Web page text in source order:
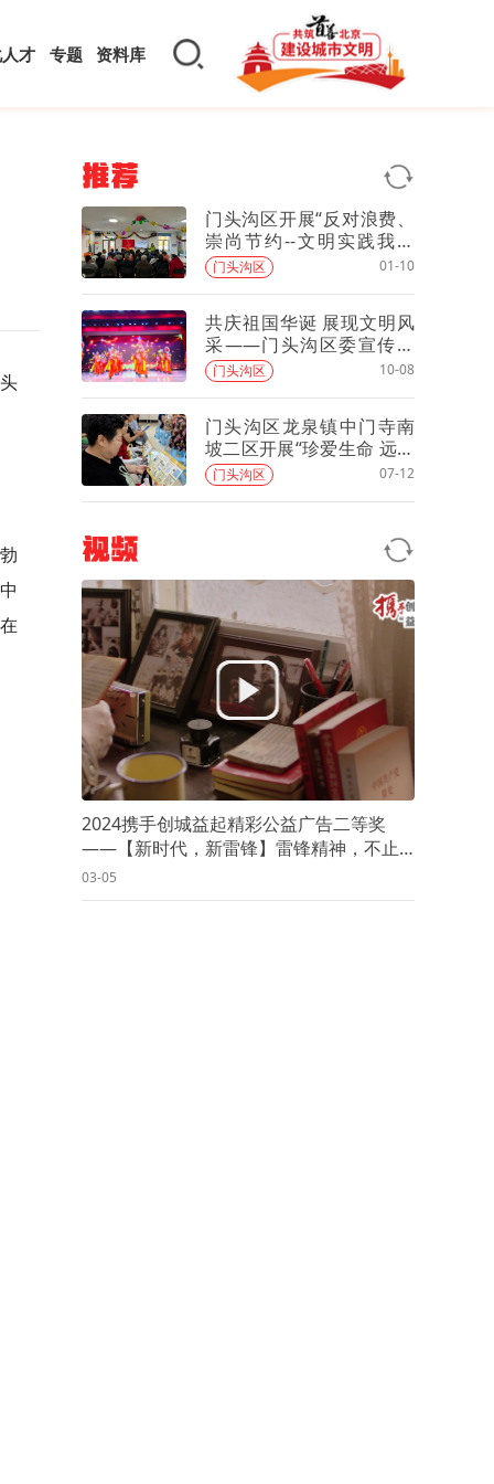
才 专题 资料库
推荐
门头沟区开展“反对浪费、
崇尚节约--文明实践我行
动”主题活动
门头沟区 01-10
共庆祖国华诞 展现文明风
采——门头沟区委宣传部
举办“我在新时代文明实践
中心过国庆”文艺汇演
门头沟区 10-08
门头沟区龙泉镇中门寺南
坡二区开展“珍爱生命 远离
毒品” 国际禁毒日宣传活动
门头沟区 07-12
视频
2024携手创城益起精彩公益广告二等奖
——【新时代，新雷锋】雷锋精神，不止
岁岁春三月（湖南广播电视台）
03-05